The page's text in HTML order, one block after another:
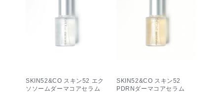
SKIN52&CO スキン52 エク
ソソームダーマコアセラム
SKIN52&CO スキン52
PDRNダーマコアセラム